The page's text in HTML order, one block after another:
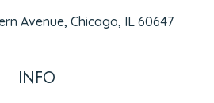
Avenue, Chicago, IL 60647
INFO